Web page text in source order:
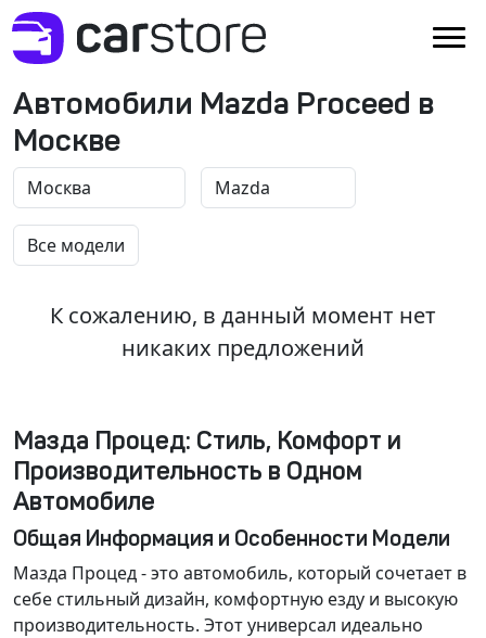
Автомобили Mazda Proceed в
Москве
К сожалению, в данный момент нет
никаких предложений
Мазда Процед: Стиль, Комфорт и
Производительность в Одном
Автомобиле
Общая Информация и Особенности Модели
Мазда Процед - это автомобиль, который сочетает в
себе стильный дизайн, комфортную езду и высокую
производительность. Этот универсал идеально